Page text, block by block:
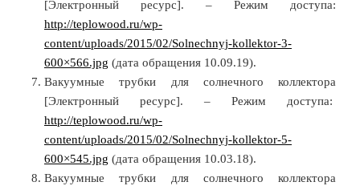
[Электронный ресурс]. – Режим доступа:
http://teplowood.ru/wp-
content/uploads/2015/02/Solnechnyj-kollektor-3-
600×566.jpg (дата обращения 10.09.19).
Вакуумные трубки для солнечного коллектора
[Электронный ресурс]. – Режим доступа:
http://teplowood.ru/wp-
content/uploads/2015/02/Solnechnyj-kollektor-5-
600×545.jpg (дата обращения 10.03.18).
Вакуумные трубки для солнечного коллектора